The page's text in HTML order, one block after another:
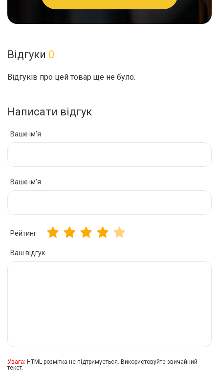
Відгуки 0
Відгуків про цей товар ще не було.
Написати відгук
Ваше ім’я
Ваше ім’я
Рейтинг
Ваш відгук
Увага: HTML розмітка не підтримується. Використовуйте звичайний
текст.